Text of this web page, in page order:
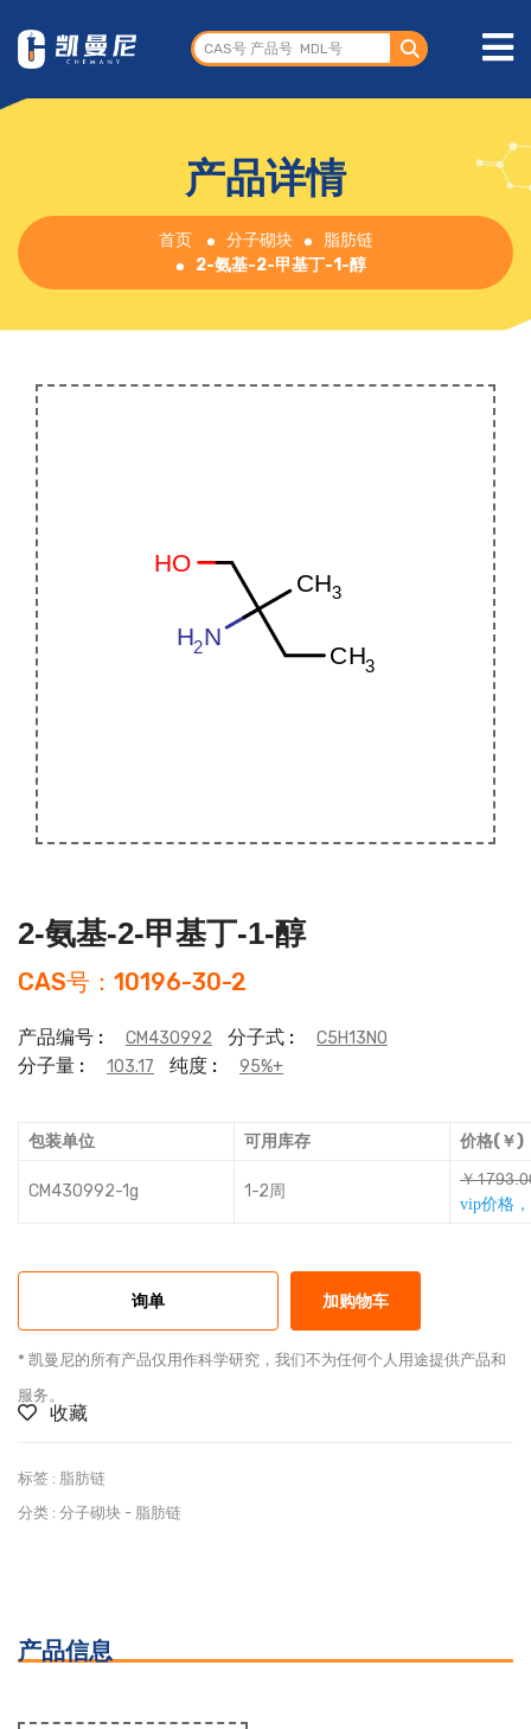
产品详情
首页 分子砌块
脂肪链
2-氨基-2-甲基丁-1-醇
2-氨基-2-甲基丁-1-醇
CAS号：10196-30-2
产品编号 : CM430992 分子式 : C5H13NO
分子量 : 103.17 纯度 : 95%+
包装单位 可用库存 价格(￥)
CM430992-1g 1-2周
￥
vip价格
询单 加购物车
* 凯曼尼的所有产品仅用作科学研究，我们不为任何个人用途提供产品和
服务。
收藏
标签 : 脂肪链
分类 : 分子砌块 - 脂肪链
产品信息